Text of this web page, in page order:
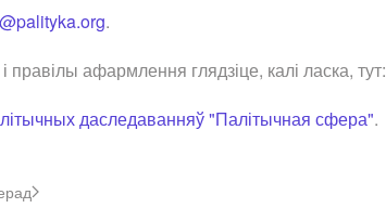
.
афармлення глядзіце, калі ласка, тут:
даследаванняў "Палітычная сфера".